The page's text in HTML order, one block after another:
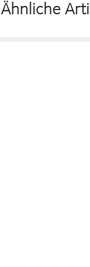
Ähnliche